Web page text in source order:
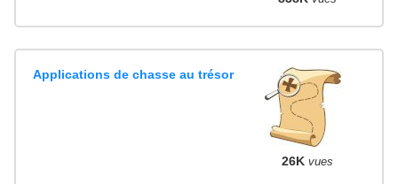
Applications de chasse au trésor
26K vues